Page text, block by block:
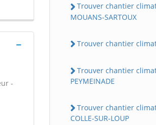
-
Trouver chantier
MOUANS-SARTOUX
Trouver chantier
Trouver chantier
PEYMEINADE
Trouver chantier
COLLE-SUR-LOUP